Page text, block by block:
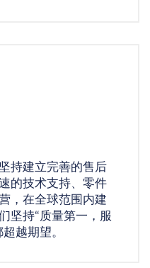
持建立完善的售后
的技术支持、零件
，在全球范围内建
坚持“质量第一，服
越期望。